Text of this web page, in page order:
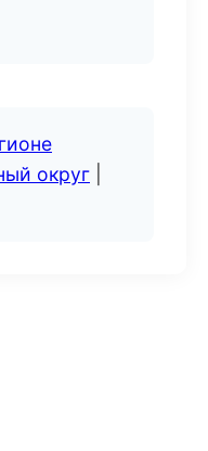
округ